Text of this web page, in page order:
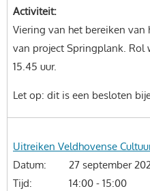
Activiteit
Viering van het bereiken
van project Springplank. Rol
15.45 uur.
Let op: dit is een besloten
Onderwerp
Uitreiken Veldhovense
Datum
27 september
Tijd
14:00 - 15:00